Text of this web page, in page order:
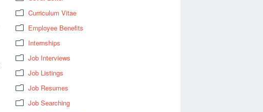
Curriculum Vitae
Employee Benefits
Internships
Job Interviews
Job Listings
Job Resumes
Job Searching